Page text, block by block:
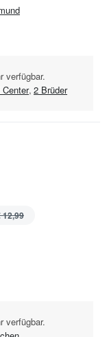
verfügbar.
Center, 2 Brüder
12,99
verfügbar.